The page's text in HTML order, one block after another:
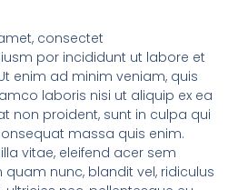
consectet
por incididunt ut labore et
enim ad minim veniam, quis
laboris nisi ut aliquip ex ea
non proident, sunt in culpa qui
massa quis enim.
vitae, eleifend acer sem
nunc, blandit vel, ridiculus